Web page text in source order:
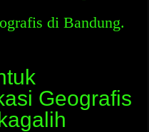
di Bandung.
Geografis